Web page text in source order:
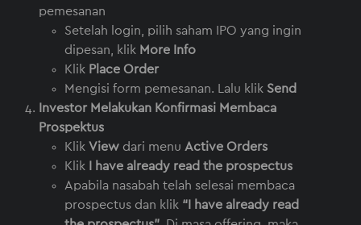
pemesanan
Setelah login, pilih saham IPO yang ingin
dipesan, klik More Info
Klik Place Order
Mengisi form pemesanan. Lalu klik Send
Investor Melakukan Konfirmasi Membaca
Prospektus
Klik View dari menu Active Orders
Klik
I have already read the prospectus
Apabila nasabah telah selesai membaca
prospectus dan klik “I have already read